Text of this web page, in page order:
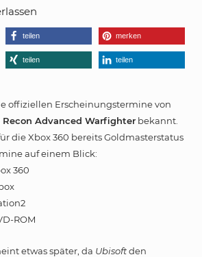
teilen merken
teilen teilen
offiziellen Erscheinungstermine von
Recon Advanced Warfighter bekannt.
die Xbox 360 bereits Goldmasterstatus
auf einem Blick:
360
ROM
etwas später, da Ubisoftden